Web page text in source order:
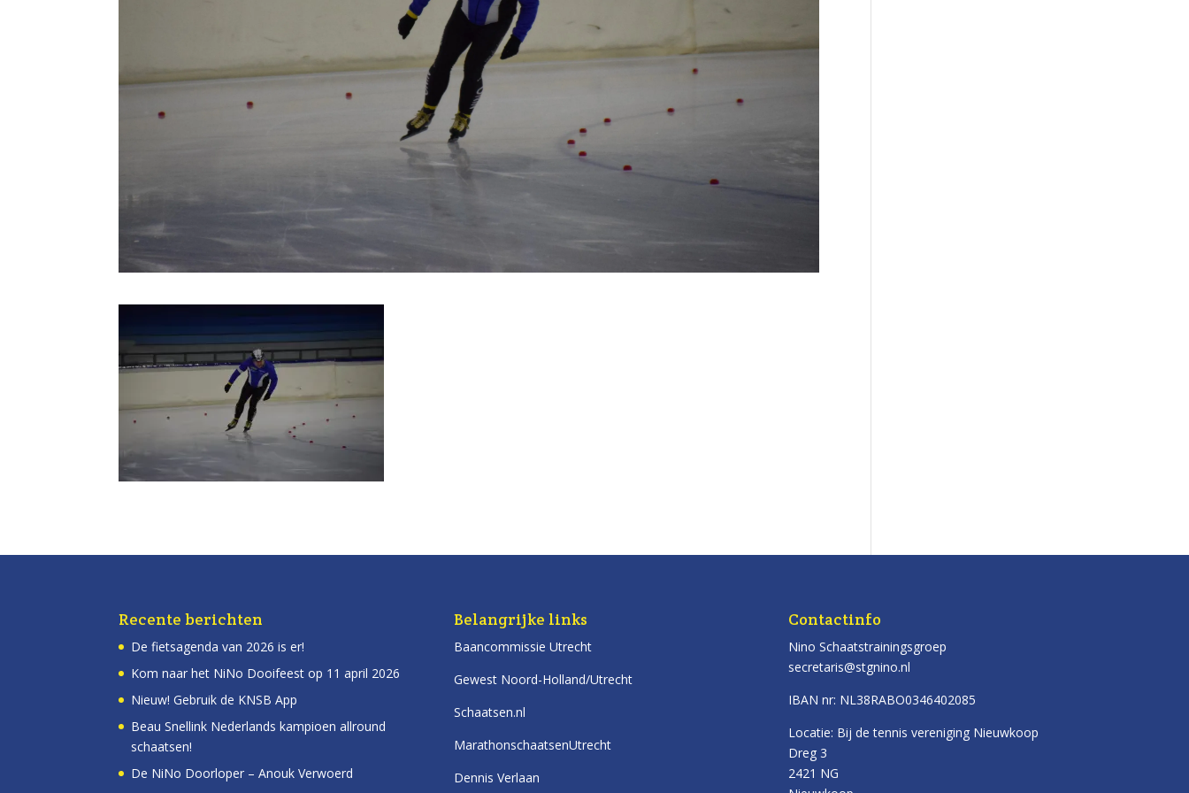
Recente berichten
De fietsagenda van 2026 is er!
Kom naar het NiNo Dooifeest op 11 april 2026
Nieuw! Gebruik de KNSB App
Beau Snellink Nederlands kampioen allround
schaatsen!
De NiNo Doorloper – Anouk Verwoerd
Belangrijke links
Baancommissie Utrecht
Gewest Noord-Holland/Utrecht
Schaatsen.nl
MarathonschaatsenUtrecht
Dennis Verlaan
Contactinfo
Nino Schaatstrainingsgroep
secretaris@stgnino.nl
IBAN nr: NL38RABO0346402085
Locatie: Bij de tennis vereniging Nieuwkoop
Dreg 3
2421 NG